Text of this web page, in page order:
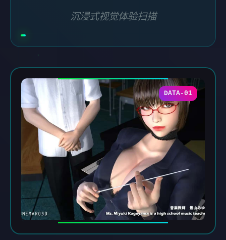
沉浸式视觉体验扫描
DATA-01